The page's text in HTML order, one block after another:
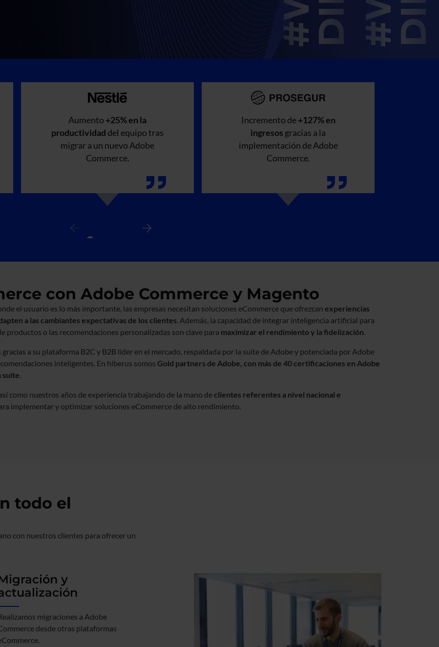
Aumento +25% en la
productividad del equipo tras
migrar a un nuevo Adobe
Commerce.
Incremento de+127% en
ingresos gracias a la
implementación de Adobe
Commerce.
con Adobe Commerce y Magento
el usuario es lo más importante, las empresas necesitan soluciones eCommerce que ofrezcan experiencias
a las cambiantes expectativas de los clientes. Además, la capacidad de integrar inteligencia artificial para
productos o las recomendaciones personalizadas son clave para maximizar el rendimiento y la fidelización.​
a su plataforma B2C y B2B líder en el mercado, respaldada por la suite de Adobe y potenciada por Adobe
inteligentes. En hiberus somos Gold partners de Adobe, con más de 40 certificaciones en Adobe
suite.
como nuestros años de experiencia trabajando de la mano declientes referentes a nivel nacional e
implementar y optimizar soluciones eCommerce de alto rendimiento.​
todo el
con nuestros clientes para ofrecer un
y
migraciones a Adobe
desde otras plataformas